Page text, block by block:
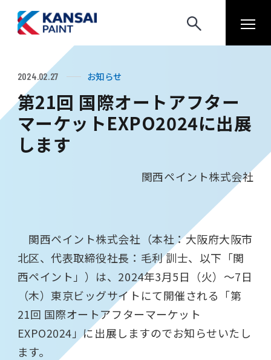
2024.02.27 お知らせ
第21回 国際オートアフター
マーケットEXPO2024に出展
します
関西ペイント株式会社
関西ペイント株式会社（本社：大阪府大阪市
北区、代表取締役社長：毛利 訓士、以下「関
西ペイント」）は、2024年3月5日（火）～7日
（木）東京ビッグサイトにて開催される「第
21回 国際オートアフターマーケット
EXPO2024」に出展しますのでお知らせいたし
ます。